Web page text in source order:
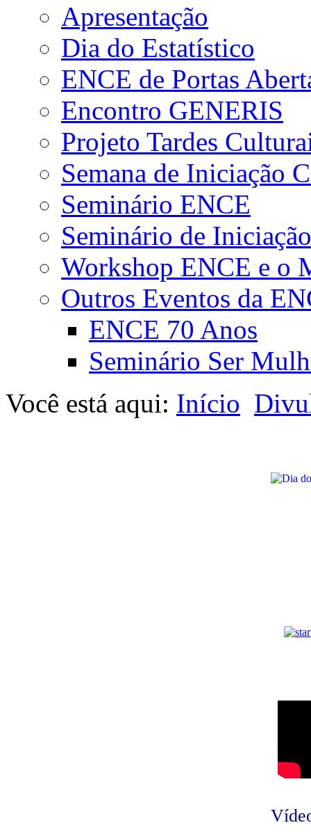
Apresentação
Dia do Estatístico
ENCE de Portas
Encontro GENERIS
Projeto Tardes
Semana de Iniciação
Seminário ENCE
Seminário de
Workshop ENCE e o
Outros Eventos da
ENCE 70 Anos
Seminário Ser
Você está aqui: Início